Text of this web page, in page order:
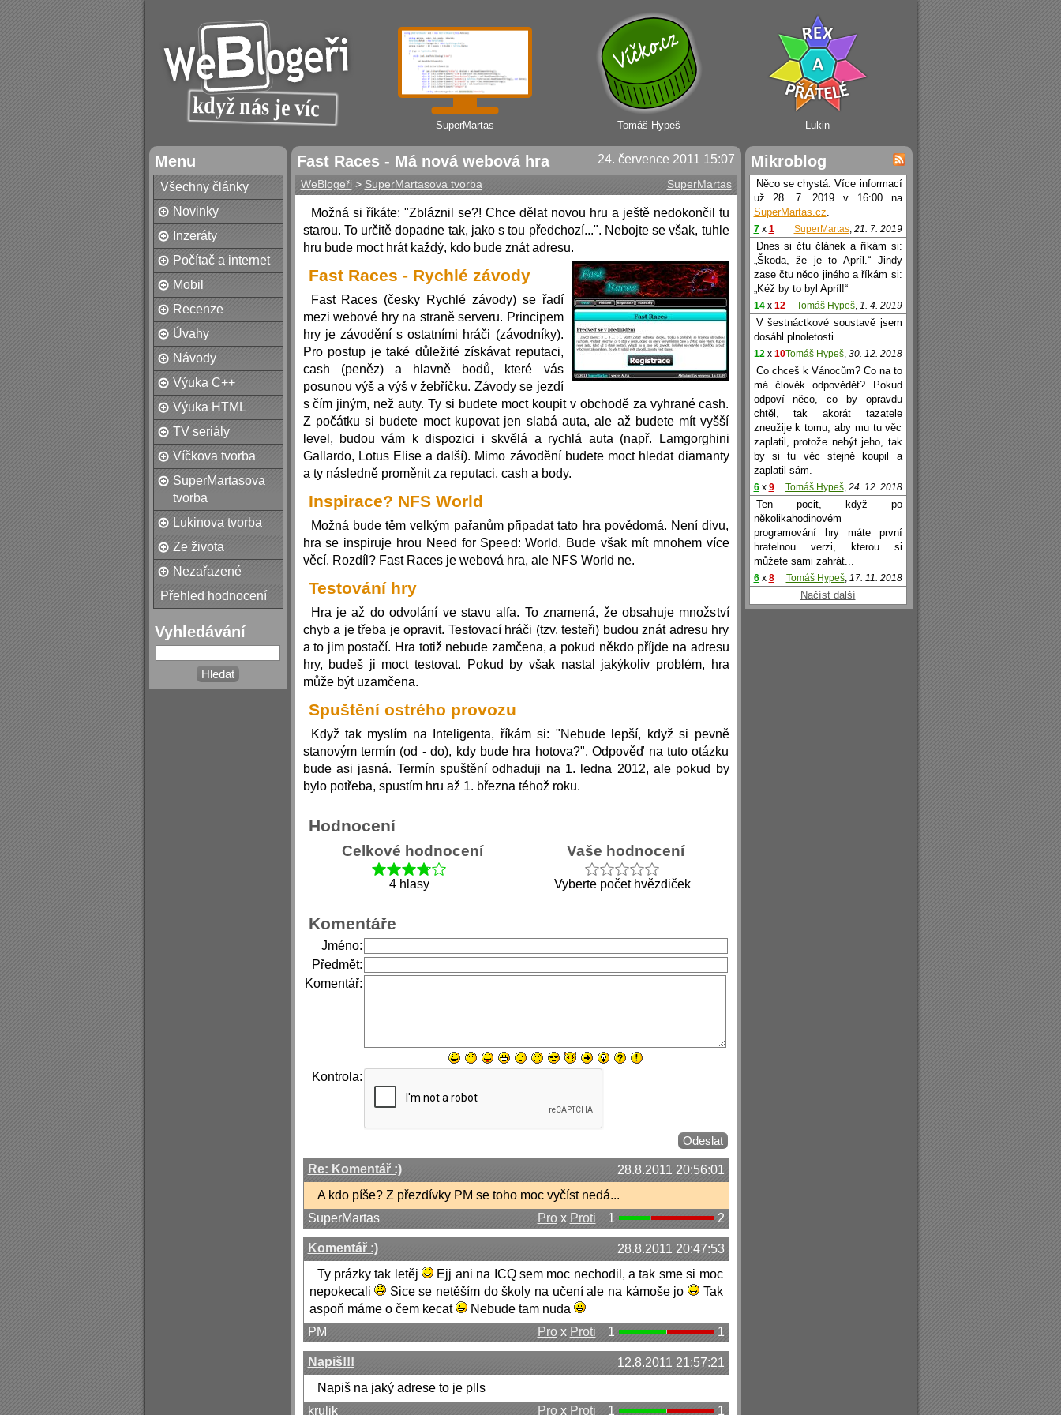
Lukin
Tomáš Hypeš
SuperMartas
Menu
Všechny články
Novinky
Inzeráty
Počítač a internet
Mobil
Recenze
Úvahy
Návody
Výuka C++
Výuka HTML
TV seriály
Víčkova tvorba
SuperMartasova
tvorba
Lukinova tvorba
Ze života
Nezařazené
Přehled hodnocení
Vyhledávání
24. července 2011 15:07
Fast Races - Má nová webová hra
SuperMartas
WeBlogeři > SuperMartasova tvorba
Možná si říkáte: "Zbláznil se?! Chce dělat novou hru a ještě nedokončil tu
starou. To určitě dopadne tak, jako s tou předchozí...". Nebojte se však, tuhle
hru bude moct hrát každý, kdo bude znát adresu.
Fast Races - Rychlé závody
Fast Races (česky Rychlé závody) se řadí
mezi webové hry na straně serveru. Principem
hry je závodění s ostatními hráči (závodníky).
Pro postup je také důležité získávat reputaci,
cash (peněz) a hlavně bodů, které vás
posunou výš a výš v žebříčku. Závody se jezdí
s čím jiným, než auty. Ty si budete moct koupit v obchodě za vyhrané cash.
Z počátku si budete moct kupovat jen slabá auta, ale až budete mít vyšší
level, budou vám k dispozici i skvělá a rychlá auta (např. Lamgorghini
Gallardo, Lotus Elise a další). Mimo závodění budete moct hledat diamanty
a ty následně proměnit za reputaci, cash a body.
Inspirace? NFS World
Možná bude těm velkým pařanům připadat tato hra povědomá. Není divu,
hra se inspiruje hrou Need for Speed: World. Bude však mít mnohem více
věcí. Rozdíl? Fast Races je webová hra, ale NFS World ne.
Testování hry
Hra je až do odvolání ve stavu alfa. To znamená, že obsahuje množství
chyb a je třeba je opravit. Testovací hráči (tzv. testeři) budou znát adresu hry
a to jim postačí. Hra totiž nebude zamčena, a pokud někdo příjde na adresu
hry, budeš ji moct testovat. Pokud by však nastal jakýkoliv problém, hra
může být uzamčena.
Spuštění ostrého provozu
Když tak myslím na Inteligenta, říkám si: "Nebude lepší, když si pevně
stanovým termín (od - do), kdy bude hra hotova?". Odpověď na tuto otázku
bude asi jasná. Termín spuštění odhaduji na 1. ledna 2012, ale pokud by
bylo potřeba, spustím hru až 1. března téhož roku.
Hodnocení
Celkové hodnocení
4 hlasy
Vaše hodnocení
Vyberte počet hvězdiček
Komentáře
Jméno:
Předmět:
Komentář:
Kontrola:
28.8.2011 20:56:01
Re: Komentář :)
A kdo píše? Z přezdívky PM se toho moc vyčíst nedá...
SuperMartas
Prox Proti 1 2
28.8.2011 20:47:53
Komentář :)
Ty prázky tak letěj
Ejj ani na ICQ sem moc nechodil, a tak sme si moc
nepokecali
Sice se netěším do školy na učení ale na kámoše jo
Tak
aspoň máme o čem kecat
Nebude tam nuda
PM
Prox Proti 1 1
12.8.2011 21:57:21
Napiš!!!
Napiš na jaký adrese to je plls
krulik
Prox Proti 1 1
Mikroblog
Něco se chystá. Více informací
už 28. 7. 2019 v 16:00 na
SuperMartas.cz.
7x 1 SuperMartas, 21. 7. 2019
Dnes si čtu článek a říkám si:
„Škoda, že je to Apríl.“ Jindy
zase čtu něco jiného a říkám si:
„Kéž by to byl Apríl!“
14x 12 Tomáš Hypeš, 1. 4. 2019
V šestnáctkové soustavě jsem
dosáhl plnoletosti.
12x 10Tomáš Hypeš, 30. 12. 2018
Co chceš k Vánocům? Co na to
má člověk odpovědět? Pokud
odpoví něco, co by opravdu
chtěl, tak akorát tazatele
zneužije k tomu, aby mu tu věc
zaplatil, protože nebýt jeho, tak
by si tu věc stejně koupil a
zaplatil sám.
6x 9 Tomáš Hypeš, 24. 12. 2018
Ten pocit, když po
několikahodinovém
programování hry máte první
hratelnou verzi, kterou si
můžete sami zahrát...
6x 8 Tomáš Hypeš, 17. 11. 2018
Načíst další